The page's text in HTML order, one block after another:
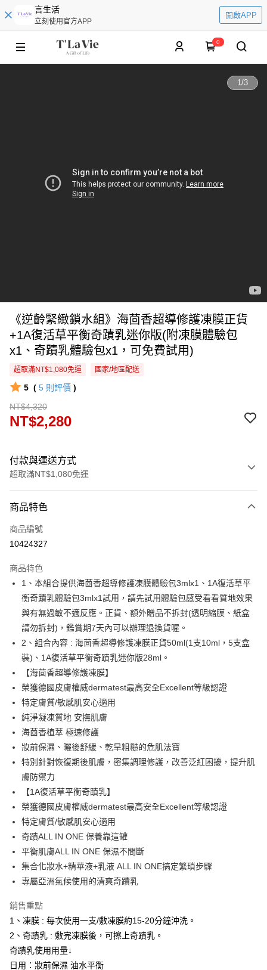
言生活
立刻使用官方APP
開啟APP
0
1/3
《逆齡緊緻鎖水組》海茴香超導修護凍膜正貨
+1A復活草平衡奇蹟乳迷你版(附凍膜體驗包
x1、奇蹟乳體驗包x1，可免費試用)
超取滿NT$1,080免運 國家/地區配送
5 ( 5 則評價 )
NT$4,320
NT$2,280
付款與運送方式
超取滿NT$1,080免運
信用卡一次付款
超商取貨付款
Apple Pay
悠遊付
Google Pay
AFTEE先享後付
相關說明
【關於「AFTEE先享後付」】
AFTEE先享後付是「在收到商品之後才付款」的支付方式。 讓您購物簡單
１．簡單：不需註冊會員、不需綁卡、不需儲值。
２．便利：只要手機號碼，簡訊認證，即可結帳。
３．安心：先確認商品／服務後，再付款。
【「AFTEE先享後付」結帳流程】
１．於結帳方式選擇「AFTEE先享後付」後，將跳轉至「AFTEE先享後付」
結帳頁面，進行簡訊認證並確認金額後，即可完成結帳。
２．訂單成立數日內，您將收到繳費通知簡訊。
３．收到繳費通知簡訊後14天內，點擊此簡訊中的連結，可透過四大超商／
ATM／網路銀行／等多元方式進行付款，方視為交易完成。
購買商品的店家。未經商家同意取消之訂單仍視為有效，需透過AFTEE先享
後付繳納相關費用。
※ 交易是否成功請以「AFTEE先享後付 」之結帳頁面顯示為準，若有關於
是否繳費成功／繳費後需取消欲退款等相關疑問，請聯繫「AFTEE先享後付
客戶支援中心」https://netprotections.freshdesk.com/support/home
１．透過由恩沛科技股份有限公司提供之「AFTEE先享後付」服務完成之交
易，需依本服務之必要範圍內提供個人資料，並將交易相關給付款項請求債
權轉讓予恩沛科技股份有限公司。
２．關於個人資料處理事宜，請瀏覽以下網址：
３．未成年的使用者請事先徵得法定代理人或監護人之同意方可使用
「AFTEE先享後付」，若未經同意申辦者引起之損失，本公司不負相關責
ATM付款
運送方式
全家-取貨付款
每筆NT$80，滿NT$1,080(含以上)免運費
每筆NT$80，滿NT$1,080(含以上)免運費
萊爾富-取貨付款
每筆NT$80，滿NT$1,080(含以上)免運費
付款後-萊爾富取貨
每筆NT$80，滿NT$1,080(含以上)免運費
7-11-取貨付款
每筆NT$80，滿NT$1,080(含以上)免運費
付款後-7-11取貨
每筆NT$80，滿NT$1,080(含以上)免運費
宅配
商品特色
商品編號
10424327
商品特色
1、本組合提供海茴香超導修護凍膜體驗包3mlx1、1A復活草平
衡奇蹟乳體驗包3mlx1試用，請先試用體驗包感受看看質地效果
與有無過敏不適反應。正貨、額外贈品不拆封(透明縮膜、紙盒
請勿拆封)，鑑賞期7天內可以辦理退換貨喔。
2、組合內容 : 海茴香超導修護凍膜正貨50ml(1支10ml，5支盒
裝)、1A復活草平衡奇蹟乳迷你版28ml。
【海茴香超導修護凍膜】
榮獲德國皮膚權威dermatest最高安全Excellent等級認證
特定膚質/敏感肌安心適用
純淨凝凍質地 安撫肌膚
海茴香植萃 極速修護
妝前保濕、曬後舒緩、乾旱粗糙的危肌法寶
特別針對恢復期後肌膚，密集調理修護，改善泛紅困擾，提升肌
膚防禦力
【1A復活草平衡奇蹟乳】
榮獲德國皮膚權威dermatest最高安全Excellent等級認證
特定膚質/敏感肌安心適用
奇蹟ALL IN ONE 保養靠這罐
平衡肌膚ALL IN ONE 保濕不間斷
集合化妝水+精華液+乳液 ALL IN ONE搞定繁瑣步驟
專屬亞洲氣候使用的清爽奇蹟乳
銷售重點
1、凍膜 : 每次使用一支/敷凍膜約15-20分鐘沖洗。
2、奇蹟乳 : 敷完凍膜後，可擦上奇蹟乳。
奇蹟乳使用用量↓
日用：妝前保濕 油水平衡